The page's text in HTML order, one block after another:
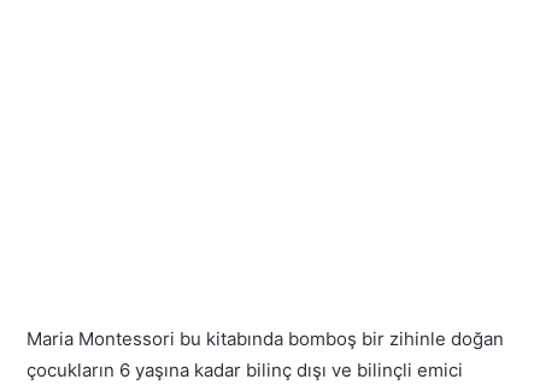
Maria Montessori bu kitabında bomboş bir zihinle doğan
çocukların 6 yaşına kadar bilinç dışı ve bilinçli emici